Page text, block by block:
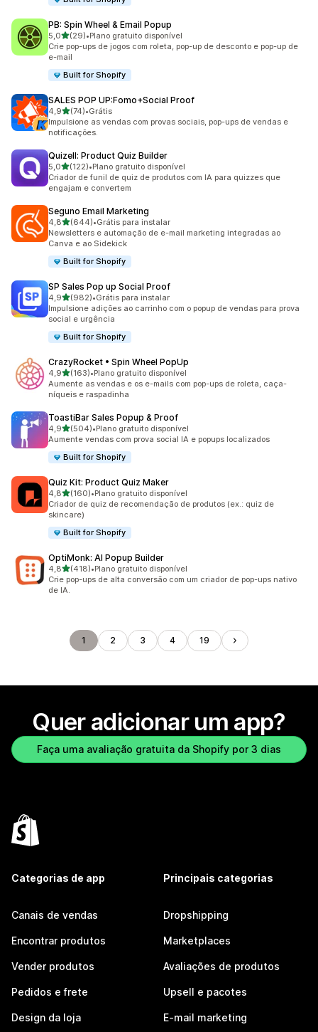
PB: Spin Wheel & Email Popup
5,0de 5 estrelas
(29)
29 avaliações ao todo
•Plano gratuito disponível
Crie pop-ups de jogos com roleta, pop-up de desconto e pop-up de
e-mail
Built for Shopify
SALES POP UP:Fomo+Social Proof
4,9de 5 estrelas
(74)
74 avaliações ao todo
•Grátis
Impulsione as vendas com provas sociais, pop-ups de vendas e
notificações.
Quizell: Product Quiz Builder
5,0de 5 estrelas
(122)
122 avaliações ao todo
•Plano gratuito disponível
Criador de funil de quiz de produtos com IA para quizzes que
engajam e convertem
Seguno Email Marketing
4,8de 5 estrelas
(644)
644 avaliações ao todo
•Grátis para instalar
Newsletters e automação de e-mail marketing integradas ao
Canva e ao Sidekick
Built for Shopify
SP Sales Pop up Social Proof
4,9de 5 estrelas
(982)
982 avaliações ao todo
•Grátis para instalar
Impulsione adições ao carrinho com o popup de vendas para prova
social e urgência
Built for Shopify
CrazyRocket • Spin Wheel PopUp
4,9de 5 estrelas
(163)
163 avaliações ao todo
•Plano gratuito disponível
Aumente as vendas e os e-mails com pop-ups de roleta, caça-
níqueis e raspadinha
ToastiBar Sales Popup & Proof
4,9de 5 estrelas
(504)
504 avaliações ao todo
•Plano gratuito disponível
Aumente vendas com prova social IA e popups localizados
Built for Shopify
Quiz Kit: Product Quiz Maker
4,8de 5 estrelas
(160)
160 avaliações ao todo
•Plano gratuito disponível
Criador de quiz de recomendação de produtos (ex.: quiz de
skincare)
Built for Shopify
OptiMonk: AI Popup Builder
4,8de 5 estrelas
(418)
418 avaliações ao todo
•Plano gratuito disponível
Crie pop-ups de alta conversão com um criador de pop-ups nativo
de IA.
1 2 3 4 19
Quer adicionar um app?
Faça uma avaliação gratuita da Shopify por 3 dias
Categorias de app
Canais de vendas
Encontrar produtos
Vender produtos
Pedidos e frete
Design da loja
Principais categorias
Dropshipping
Marketplaces
Avaliações de produtos
Upsell e pacotes
E-mail marketing